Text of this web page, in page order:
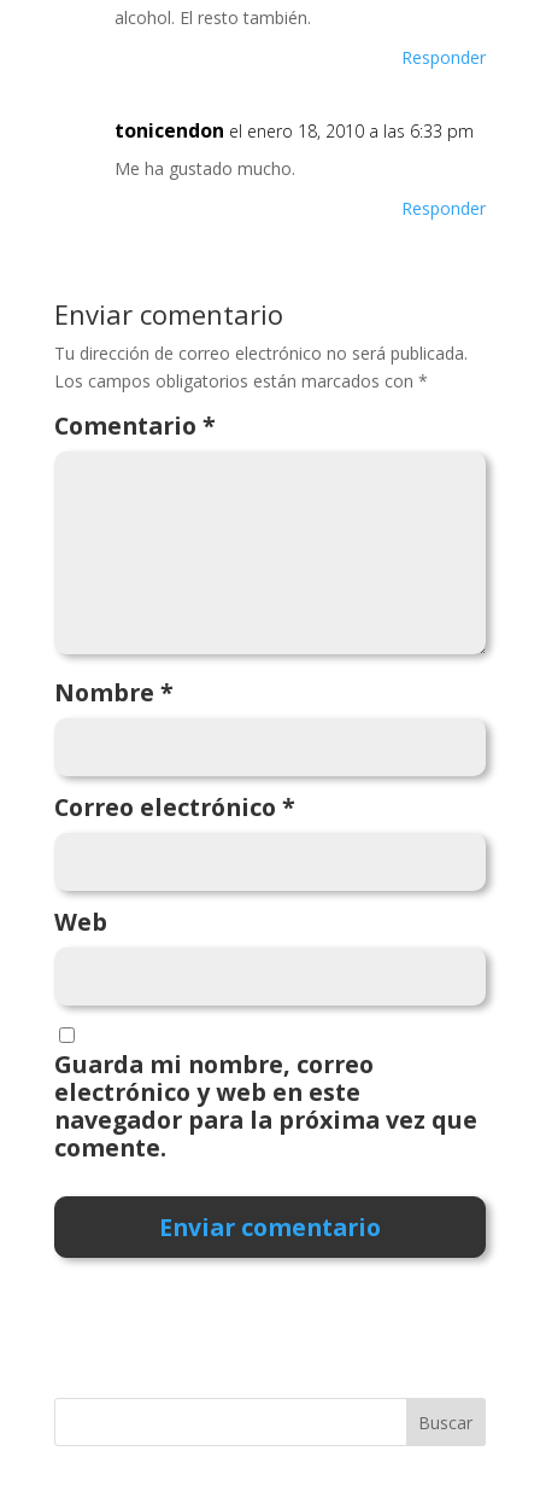
alcohol. El resto también.
Responder
tonicendon el enero 18, 2010 a las 6:33 pm
Me ha gustado mucho.
Responder
Enviar comentario
Tu dirección de correo electrónico no será publicada.
Los campos obligatorios están marcados con *
Comentario *
Nombre *
Correo electrónico *
Web
Guarda mi nombre, correo
electrónico y web en este
navegador para la próxima vez que
comente.
Buscar